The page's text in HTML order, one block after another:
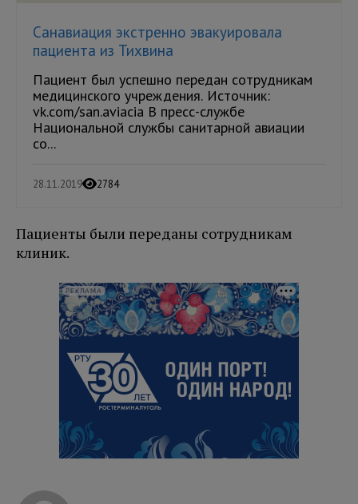
Санавиация экстренно эвакуировала
пациента из Тихвина
Пациент был успешно передан сотрудникам
медицинского учреждения. Источник:
vk.com/san.aviacia В пресс-службе
Национальной службы санитарной авиации
со...
28.11.2019 2784
Пациенты были переданы сотрудникам
клиник.
РЕКЛАМА